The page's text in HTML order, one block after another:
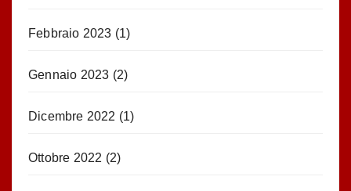
Febbraio 2023 (1)
Gennaio 2023 (2)
Dicembre 2022 (1)
Ottobre 2022 (2)